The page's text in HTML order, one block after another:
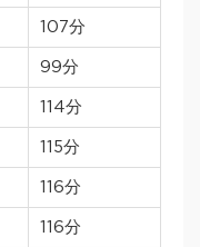
107分
99分
114分
115分
116分
116分